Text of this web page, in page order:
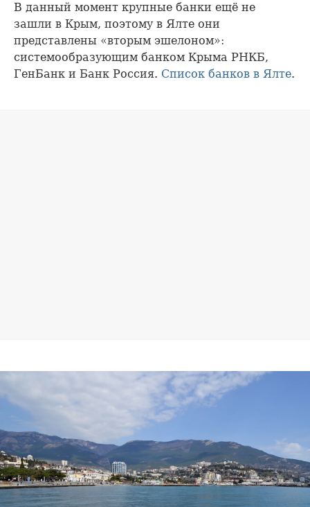
В данный момент крупные банки ещё не
зашли в Крым, поэтому в Ялте они
представлены «вторым эшелоном»:
системообразующим банком Крыма РНКБ,
ГенБанк и Банк Россия. Список банков в Ялте.